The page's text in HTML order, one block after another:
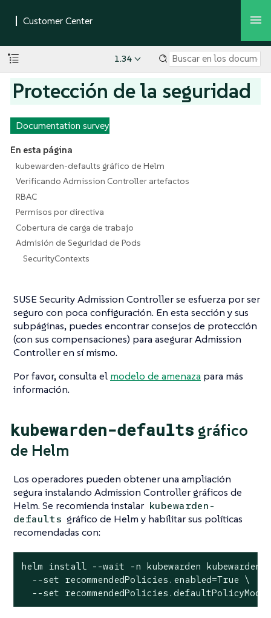
1.34
Protección de la seguridad
Documentation survey
En esta página
kubewarden-defaults gráfico de Helm
Verificando Admission Controller artefactos
RBAC
Permisos por directiva
Cobertura de carga de trabajo
Admisión de Seguridad de Pods
SecurityContexts
SUSE Security Admission Controller se esfuerza por ser
seguro con poca configuración. En esta sección y sus
subpáginas, puedes encontrar consejos de protección
(con sus compensaciones) para asegurar Admission
Controller en sí mismo.
Por favor, consulta el modelo de amenaza para más
información.
kubewarden-defaults gráfico
de Helm
Los operadores pueden obtener una ampliación
segura instalando Admission Controller gráficos de
Helm. Se recomienda instalar kubewarden-
defaults gráfico de Helm y habilitar sus políticas
recomendadas con:
helm install --wait -n kubewarden kubewarden-
  --set recommendedPolicies.enabled=True \
--set